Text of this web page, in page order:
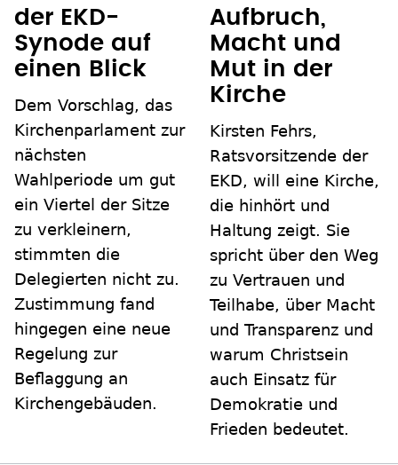
der EKD-
Synode auf
einen Blick
Dem Vorschlag, das
Kirchenparlament zur
nächsten
Wahlperiode um gut
ein Viertel der Sitze
zu verkleinern,
stimmten die
Delegierten nicht zu.
Zustimmung fand
hingegen eine neue
Regelung zur
Beflaggung an
Kirchengebäuden.
Aufbruch,
Macht und
Mut in der
Kirche
Kirsten Fehrs,
Ratsvorsitzende der
EKD, will eine Kirche,
die hinhört und
Haltung zeigt. Sie
spricht über den Weg
zu Vertrauen und
Teilhabe, über Macht
und Transparenz und
warum Christsein
auch Einsatz für
Demokratie und
Frieden bedeutet.